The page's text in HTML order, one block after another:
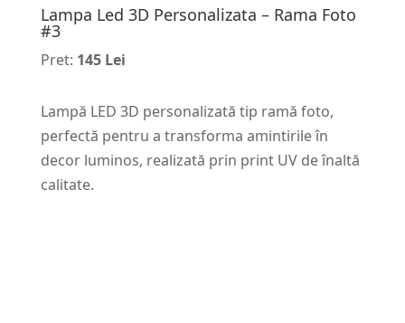
Lampa Led 3D Personalizata – Rama Foto
#3
Pret: 145 Lei
Lampă LED 3D personalizată tip ramă foto,
perfectă pentru a transforma amintirile în
decor luminos, realizată prin print UV de înaltă
calitate.